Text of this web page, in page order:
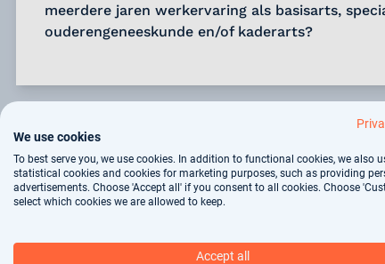
meerdere jaren werkervaring als basisarts,
ouderengeneeskunde en/of kaderarts?
Altijd de nieuwste vacatures en/of
mail?
Meld je snel aan voor onze job alert.
Maak een job alert aan
We use cookies
To best serve you, we use cookies. In addition to functional cookies, we also
statistical cookies and cookies for marketing purposes, such as providing
advertisements. Choose 'Accept all' if you consent to all cookies. Choose
select which cookies we are allowed to keep.
Accept all